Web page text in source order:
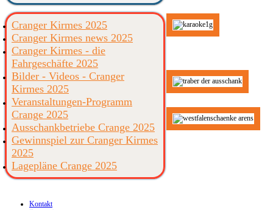
Cranger Kirmes 2025
Cranger Kirmes news 2025
Cranger Kirmes - die
Fahrgeschäfte 2025
Bilder - Videos - Cranger
Kirmes 2025
Veranstaltungen-Programm
Crange 2025
Ausschankbetriebe Crange 2025
Gewinnspiel zur Cranger Kirmes
2025
Lagepläne Crange 2025
Kontakt